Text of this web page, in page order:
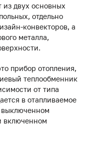
из двух основных
отдельно
конвекторов, а
металла,
прибор отопления,
теплообменник
от типа
в отапливаемое
выключенном
включенном